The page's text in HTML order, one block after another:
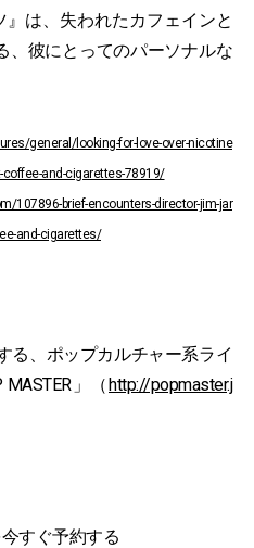
は、失われたカフェインと
、彼にとってのパーソナルな
general/looking-for-love-over-nicotine
and-cigarettes-78919/
107896-brief-encounters-director-jim-jar
and-cigarettes/
る、ポップカルチャー系ライ
」（http://popmaster.j
すぐ予約する